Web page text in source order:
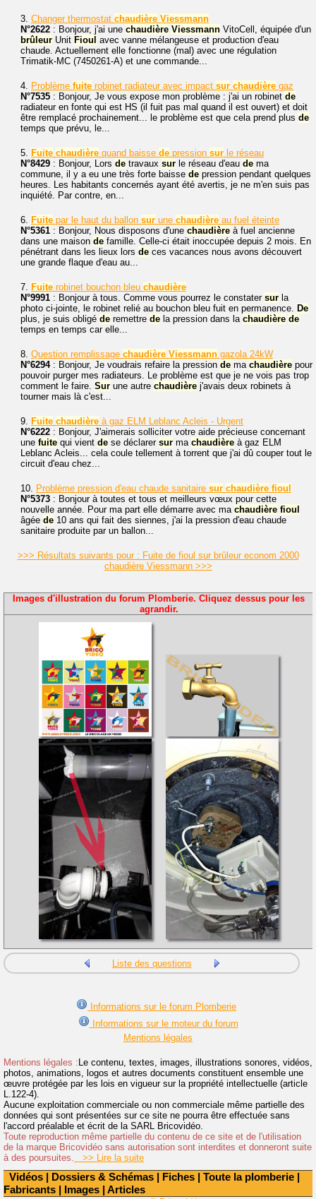
Vidéos | Dossiers & Schémas | Fiches | Toute la plomberie |
Fabricants | Images | Articles
3. Changer thermostat chaudière Viessmann
N°2622 : Bonjour, j'ai une chaudière Viessmann VitoCell, équipée d'un
brûleur Unit Fioul avec vanne mélangeuse et production d'eau
chaude. Actuellement elle fonctionne (mal) avec une régulation
Trimatik-MC (7450261-A) et une commande...
4. Problème fuite robinet radiateur avec impact sur chaudière gaz
N°7535 : Bonjour, Je vous expose mon problème : j'ai un robinet de
radiateur en fonte qui est HS (il fuit pas mal quand il est ouvert) et doit
être remplacé prochainement... le problème est que cela prend plus de
temps que prévu, le...
5. Fuite chaudière quand baisse de pression sur le réseau
N°8429 : Bonjour, Lors de travaux sur le réseau d'eau de ma
commune, il y a eu une très forte baisse de pression pendant quelques
heures. Les habitants concernés ayant été avertis, je ne m'en suis pas
inquiété. Par contre, en...
6. Fuite par le haut du ballon sur une chaudière au fuel éteinte
N°5361 : Bonjour, Nous disposons d'une chaudière à fuel ancienne
dans une maison de famille. Celle-ci était inoccupée depuis 2 mois. En
pénétrant dans les lieux lors de ces vacances nous avons découvert
une grande flaque d'eau au...
7. Fuite robinet bouchon bleu chaudière
N°9991 : Bonjour à tous. Comme vous pourrez le constater sur la
photo ci-jointe, le robinet relié au bouchon bleu fuit en permanence. De
plus, je suis obligé de remettre de la pression dans la chaudière de
temps en temps car elle...
8. Question remplissage chaudière Viessmann gazola 24kW
N°6294: Bonjour, Je voudrais refaire la pression de ma chaudière pour
pouvoir purger mes radiateurs. Le problème est que je ne vois pas trop
comment le faire. Sur une autre chaudière j'avais deux robinets à
tourner mais là c'est...
9. Fuite chaudière à gaz ELM Leblanc Acleis - Urgent
N°6222 : Bonjour, J'aimerais solliciter votre aide précieuse concernant
une fuite qui vient de se déclarer sur ma chaudière à gaz ELM
Leblanc Acleis... cela coule tellement à torrent que j'ai dû couper tout le
circuit d'eau chez...
10. Problème pression d'eau chaude sanitaire sur chaudière fioul
N°5373 : Bonjour à toutes et tous et meilleurs vœux pour cette
nouvelle année. Pour ma part elle démarre avec ma chaudière fioul
âgée de 10 ans qui fait des siennes, j'ai la pression d'eau chaude
sanitaire produite par un ballon...
>>> Résultats suivants pour : Fuite de fioul sur brûleur econom 2000
chaudière Viessmann >>>
Images d'illustration du forum Plomberie. Cliquez dessus pour les
agrandir.
Liste des questions
Informations sur le forum Plomberie
Informations sur le moteur du forum
Mentions légales
Mentions légales : Le contenu, textes, images, illustrations sonores, vidéos,
photos, animations, logos et autres documents constituent ensemble une
œuvre protégée par les lois en vigueur sur la propriété intellectuelle (article
L.122-4).
Aucune exploitation commerciale ou non commerciale même partielle des
données qui sont présentées sur ce site ne pourra être effectuée sans
l'accord préalable et écrit de la SARL Bricovidéo.
Toute reproduction même partielle du contenu de ce site et de l'utilisation
de la marque Bricovidéo sans autorisation sont interdites et donneront suite
à des poursuites. >> Lire la suite